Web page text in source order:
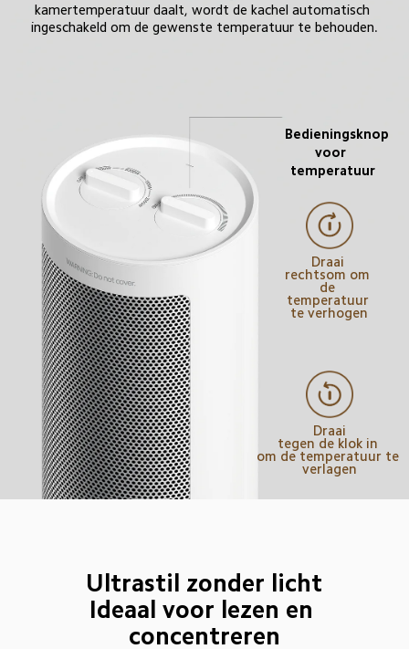
kamertemperatuur daalt, wordt de kachel automatisch
ingeschakeld om de gewenste temperatuur te behouden.
Bedieningsknop
voor
temperatuur
Draai
rechtsom om
de
temperatuur
te verhogen
Draai
tegen de klok in
om de temperatuur te
verlagen
Ultrastil zonder licht
Ideaal voor lezen en
concentreren